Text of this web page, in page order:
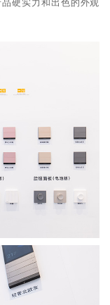
硬实力和出色的外观